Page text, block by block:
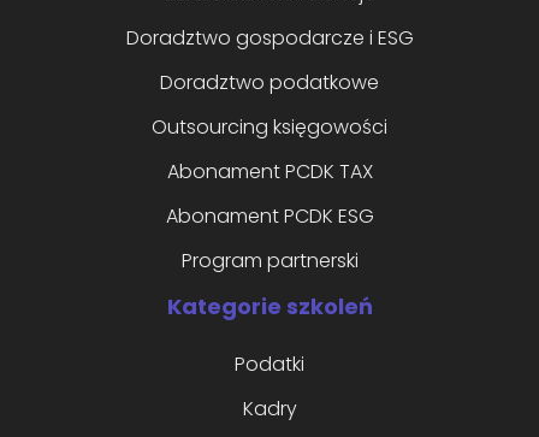
Doradztwo gospodarcze i ESG
Doradztwo podatkowe
Outsourcing księgowości
Abonament PCDK TAX
Abonament PCDK ESG
Program partnerski
Kategorie szkoleń
Podatki
Kadry